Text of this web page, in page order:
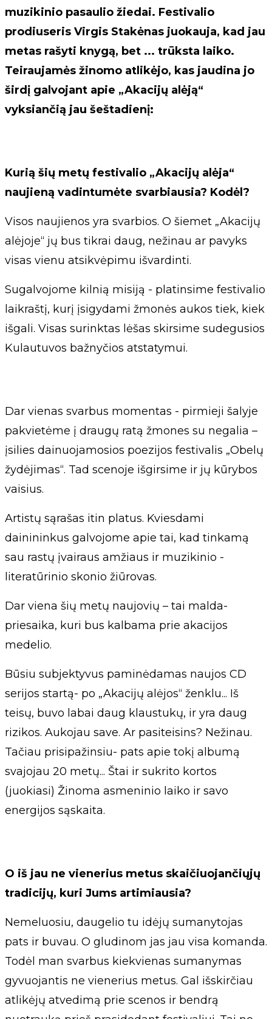
muzikinio pasaulio žiedai. Festivalio
prodiuseris Virgis Stakėnas juokauja, kad jau
metas rašyti knygą, bet ... trūksta laiko.
Teiraujamės žinomo atlikėjo, kas jaudina jo
širdį galvojant apie „Akacijų alėją“
vyksiančią jau šeštadienį:
Kurią šių metų festivalio „Akacijų alėja“
naujieną vadintumėte svarbiausia? Kodėl?
Visos naujienos yra svarbios. O šiemet „Akacijų
alėjoje“ jų bus tikrai daug, nežinau ar pavyks
visas vienu atsikvėpimu išvardinti.
Sugalvojome kilnią misiją - platinsime festivalio
laikraštį, kurį įsigydami žmonės aukos tiek, kiek
išgali. Visas surinktas lėšas skirsime sudegusios
Kulautuvos bažnyčios atstatymui.
Dar vienas svarbus momentas - pirmieji šalyje
pakvietėme į draugų ratą žmones su negalia –
įsilies dainuojamosios poezijos festivalis „Obelų
žydėjimas“. Tad scenoje išgirsime ir jų kūrybos
vaisius.
Artistų sąrašas itin platus. Kviesdami
dainininkus galvojome apie tai, kad tinkamą
sau rastų įvairaus amžiaus ir muzikinio -
literatūrinio skonio žiūrovas.
Dar viena šių metų naujovių – tai malda-
priesaika, kuri bus kalbama prie akacijos
medelio.
Būsiu subjektyvus paminėdamas naujos CD
serijos startą- po „Akacijų alėjos“ ženklu... Iš
teisų, buvo labai daug klaustukų, ir yra daug
rizikos. Aukojau save. Ar pasiteisins? Nežinau.
Tačiau prisipažinsiu- pats apie tokį albumą
svajojau 20 metų... Štai ir sukrito kortos
(juokiasi) Žinoma asmeninio laiko ir savo
energijos sąskaita.
O iš jau ne vienerius metus skaičiuojančiųjų
tradicijų, kuri Jums artimiausia?
Nemeluosiu, daugelio tu idėjų sumanytojas
pats ir buvau. O gludinom jas jau visa komanda.
Todėl man svarbus kiekvienas sumanymas
gyvuojantis ne vienerius metus. Gal išskirčiau
atlikėjų atvedimą prie scenos ir bendrą